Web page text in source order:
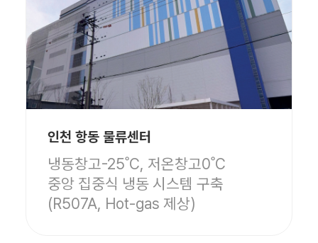
인천 항동 물류센터
냉동창고-25˚C, 저온창고0˚C
중앙 집중식 냉동 시스템 구축
(R507A, Hot-gas 제상)